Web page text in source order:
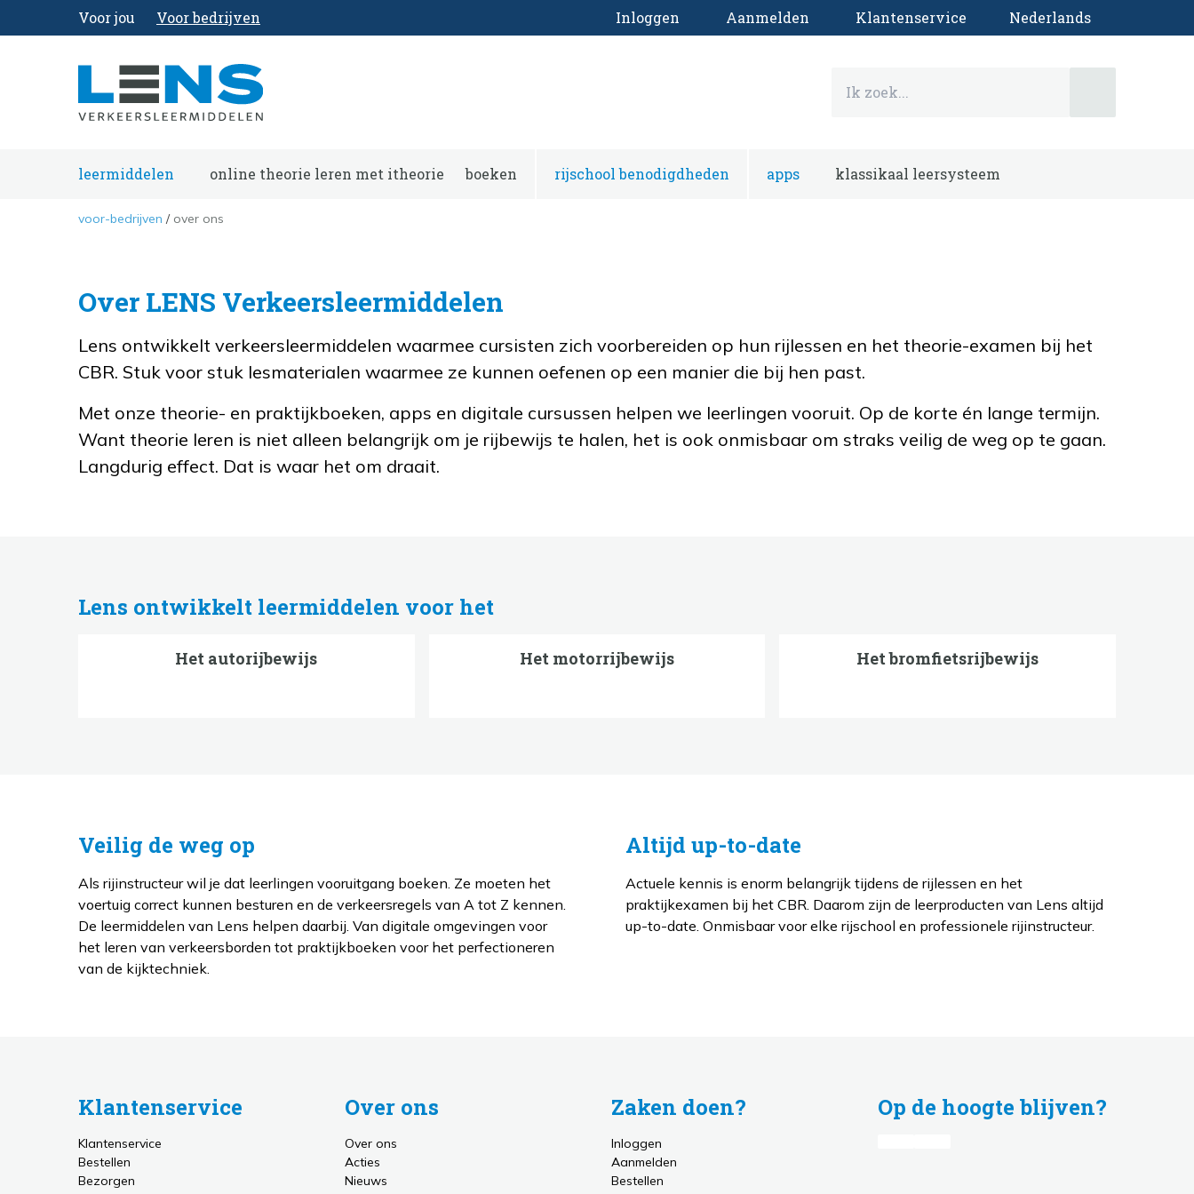
Voor jou Voor bedrijven Inloggen Aanmelden Klantenservice Nederlands
leermiddelen online theorie leren met itheorie boeken rijschool benodigdheden apps klassikaal leersysteem
voor-bedrijven over ons
Over LENS Verkeersleermiddelen
Lens ontwikkelt verkeersleermiddelen waarmee cursisten zich voorbereiden op hun rijlessen en het theorie-examen bij het
CBR. Stuk voor stuk lesmaterialen waarmee ze kunnen oefenen op een manier die bij hen past.
Met onze theorie- en praktijkboeken, apps en digitale cursussen helpen we leerlingen vooruit. Op de korte én lange termijn.
Want theorie leren is niet alleen belangrijk om je rijbewijs te halen, het is ook onmisbaar om straks veilig de weg op te gaan.
Langdurig effect. Dat is waar het om draait.
Lens ontwikkelt leermiddelen voor het
Het autorijbewijs Het motorrijbewijs Het bromfietsrijbewijs
Veilig de weg op
Als rijinstructeur wil je dat leerlingen vooruitgang boeken. Ze moeten het
voertuig correct kunnen besturen en de verkeersregels van A tot Z kennen.
De leermiddelen van Lens helpen daarbij. Van digitale omgevingen voor
het leren van verkeersborden tot praktijkboeken voor het perfectioneren
van de kijktechniek.
Altijd up-to-date
Actuele kennis is enorm belangrijk tijdens de rijlessen en het
praktijkexamen bij het CBR. Daarom zijn de leerproducten van Lens altijd
up-to-date. Onmisbaar voor elke rijschool en professionele rijinstructeur.
Klantenservice
Klantenservice
Bestellen
Bezorgen
Over ons
Over ons
Acties
Nieuws
Zaken doen?
Inloggen
Aanmelden
Bestellen
Op de hoogte blijven?